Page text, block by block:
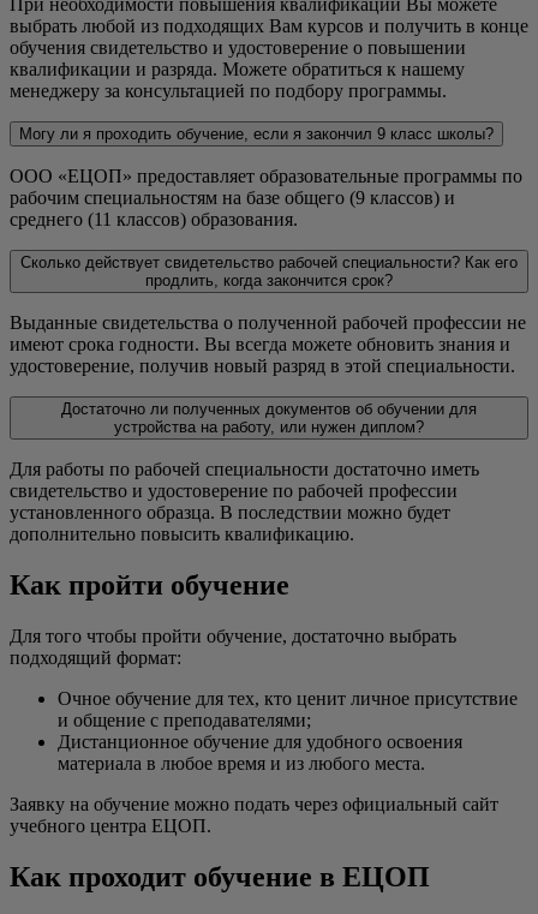
выбрать любой из подходящих Вам курсов и получить в конце
обучения свидетельство и удостоверение о повышении
квалификации и разряда. Можете обратиться к нашему
менеджеру за консультацией по подбору программы.
Могу ли я проходить обучение, если я закончил 9 класс школы?
ООО «ЕЦОП» предоставляет образовательные программы по
рабочим специальностям на базе общего (9 классов) и
среднего (11 классов) образования.
Сколько действует свидетельство рабочей специальности? Как его
продлить, когда закончится срок?
Выданные свидетельства о полученной рабочей профессии не
имеют срока годности. Вы всегда можете обновить знания и
удостоверение, получив новый разряд в этой специальности.
Достаточно ли полученных документов об обучении для
устройства на работу, или нужен диплом?
Для работы по рабочей специальности достаточно иметь
свидетельство и удостоверение по рабочей профессии
установленного образца. В последствии можно будет
дополнительно повысить квалификацию.
Как пройти обучение
Для того чтобы пройти обучение, достаточно выбрать
подходящий формат:
Очное обучение для тех, кто ценит личное присутствие
и общение с преподавателями;
Дистанционное обучение для удобного освоения
материала в любое время и из любого места.
Заявку на обучение можно подать через официальный сайт
учебного центра ЕЦОП.
Как проходит обучение в ЕЦОП